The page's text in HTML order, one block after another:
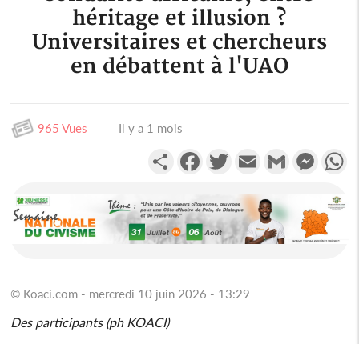
héritage et illusion ?
Universitaires et chercheurs
en débattent à l'UAO
965 Vues Il y a 1 mois
PartagerFacebookTwitterEmail Gmail
© Koaci.com - mercredi 10 juin 2026 - 13:29
Des participants (ph KOACI)